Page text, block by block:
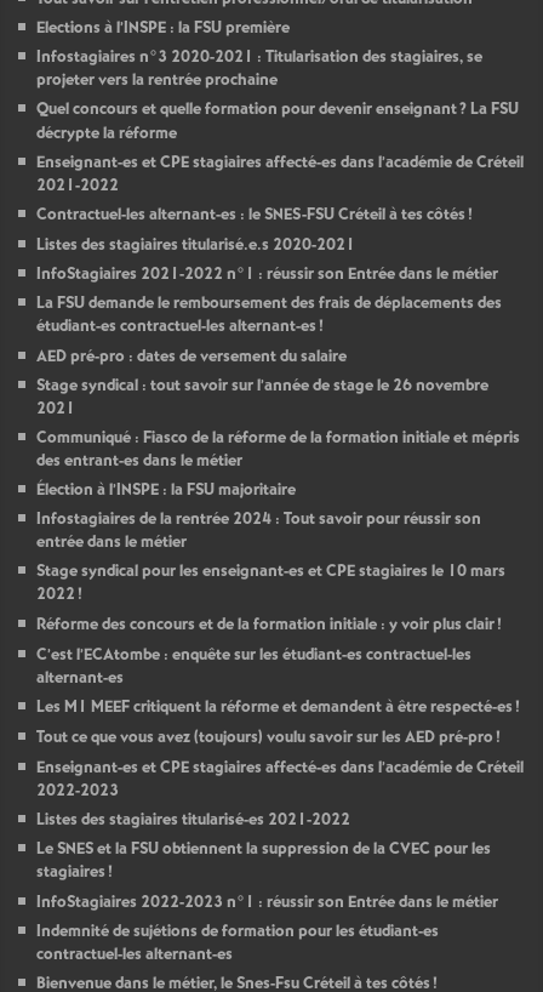
Elections à l’INSPE : laFSUpremière
Infostagiaires n°3 2020-2021 : Titularisation des stagiaires, se
projeter vers la rentrée prochaine
Quel concours et quelle formation pour devenir enseignant? LaFSU
décrypte la réforme
Enseignant-es etCPEstagiaires affecté-es dans l’académie de Créteil
2021-2022
Contractuel-les alternant-es : leSNES-FSUCréteil à tes côtés !
Listes des stagiaires titularisé.e.s 2020-2021
InfoStagiaires 2021-2022 n°1 : réussir son Entrée dans le métier
LaFSUdemande le remboursement des frais de déplacements des
étudiant-es contractuel-les alternant-es !
AEDpré-pro : dates de versement du salaire
Stage syndical : tout savoir sur l’année de stage le 26 novembre
2021
Communiqué : Fiasco de la réforme de la formation initiale et mépris
des entrant-es dans le métier
Élection à l’INSPE : laFSUmajoritaire
Infostagiaires de la rentrée 2024 : Tout savoir pour réussir son
entrée dans le métier
Stage syndical pour les enseignant-es etCPEstagiaires le 10 mars
2022 !
Réforme des concours et de la formation initiale : y voir plus clair!
C’est l’ECAtombe : enquête sur les étudiant-es contractuel-les
alternant-es
Les M1 MEEFcritiquent la réforme et demandent à être respecté-es !
Tout ce que vous avez (toujours) voulu savoir sur les AEDpré-pro !
Enseignant-es etCPEstagiaires affecté-es dans l’académie de Créteil
2022-2023
Listes des stagiaires titularisé-es 2021-2022
LeSNESet laFSUobtiennent la suppression de laCVECpour les
stagiaires !
InfoStagiaires 2022-2023 n°1 : réussir son Entrée dans le métier
Indemnité de sujétions de formation pour les étudiant-es
contractuel-les alternant-es
Bienvenue dans le métier, le Snes-Fsu Créteil à tes côtés !